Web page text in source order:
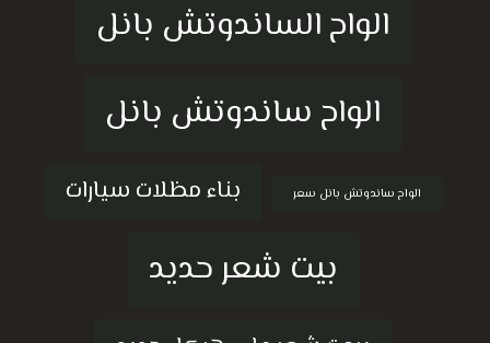
الواح الساندوتش بانل
الواح ساندوتش بانل
الواح ساندوتش بانل سعر بناء مظلات سيارات
بيت شعر حديد